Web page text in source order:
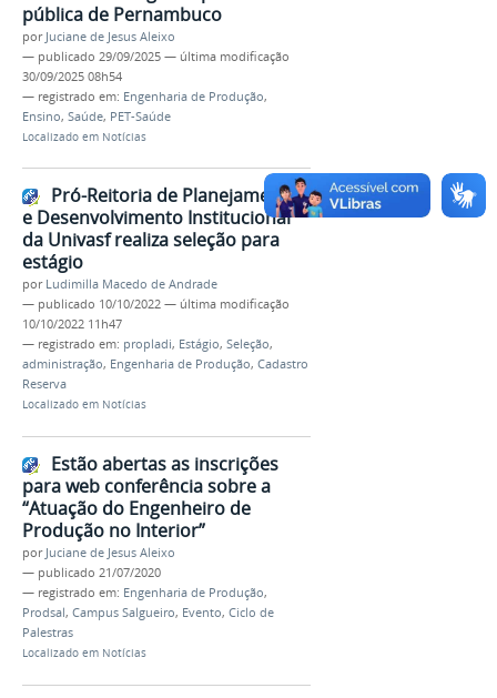
pública de Pernambuco
por Juciane de Jesus Aleixo
— publicado 29/09/2025 — última modificação
30/09/2025 08h54
— registrado em: Engenharia de Produção,
Ensino, Saúde, PET-Saúde
Localizado em Notícias
Pró-Reitoria de Planejamento
e Desenvolvimento Institucional
da Univasf realiza seleção para
estágio
por Ludimilla Macedo de Andrade
— publicado 10/10/2022 — última modificação
10/10/2022 11h47
— registrado em: propladi, Estágio, Seleção,
administração, Engenharia de Produção, Cadastro
Reserva
Localizado em Notícias
Estão abertas as inscrições
para web conferência sobre a
“Atuação do Engenheiro de
Produção no Interior”
por Juciane de Jesus Aleixo
— publicado 21/07/2020
— registrado em: Engenharia de Produção,
Prodsal, Campus Salgueiro, Evento, Ciclo de
Palestras
Localizado em Notícias